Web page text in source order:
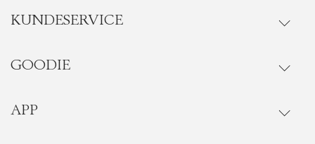
KUNDESERVICE
Gå til kundeservice
Ordrestatus
GOODIE
Goodie fordelsunivers
APP